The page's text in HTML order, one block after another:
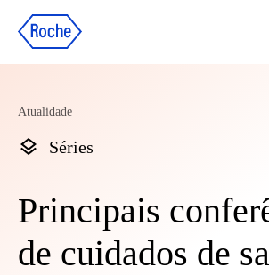
Atualidade
Séries
Principais
de cuidados de